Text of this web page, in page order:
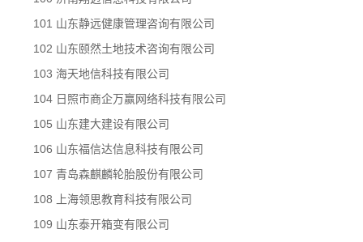
101 山东静远健康管理咨询有限公司
102 山东颐然土地技术咨询有限公司
103 海天地信科技有限公司
104 日照市商企万赢网络科技有限公司
105 山东建大建设有限公司
106 山东福信达信息科技有限公司
107 青岛森麒麟轮胎股份有限公司
108 上海领思教育科技有限公司
109 山东泰开箱变有限公司